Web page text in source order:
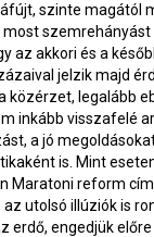
szinte magától
az akkori és a
jelzik majd
közérzet, legalább
inkább visszafelé
a jó
is. Mint
Maratoni reform
utolsó illúziók is
erdő, engedjük